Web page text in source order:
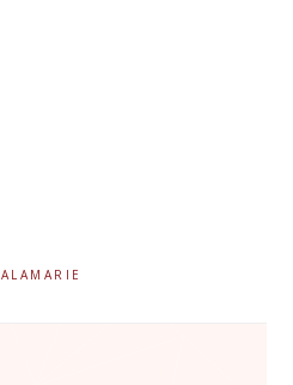
ALAMARIE